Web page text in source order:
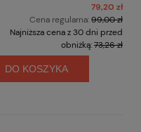
79,20 zł
Cena regularna:99,00 zł
Najniższa cena z 30 dni przed
obniżką:73,26 zł
DO KOSZYKA